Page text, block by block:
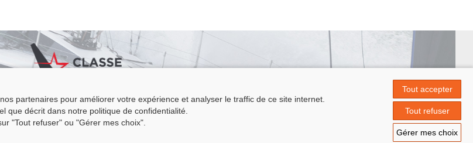
- Maison des skippers - N°1 Terre-Plein du Sous-Marin Papin
- 06 11 73 13 35 - secretaire@classefigarobeneteau.fr
partenaires pour améliorer votre expérience et analyser le traffic de ce site internet.
que décrit dans notre politique de confidentialité.
"Tout refuser" ou "Gérer mes choix".
Tout accepter
Tout refuser
Gérer mes choix